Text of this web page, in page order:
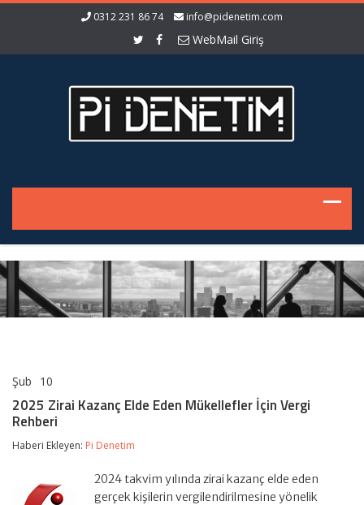
0312 231 86 74 info@pidenetim.com
WebMail Giriş
Şub 10
Kazanç
Mükellefler
Rehberi
2025 Zirai Kazanç Elde Eden Mükellefler İçin Vergi
Rehberi
Haberi Ekleyen: Pi Denetim
2024 takvim yılında zirai kazanç elde eden
gerçek kişilerin vergilendirilmesine yönelik